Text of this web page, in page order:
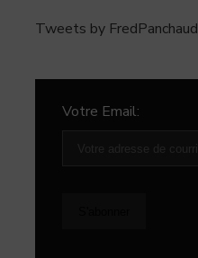
Tweets by FredPanchaud
Votre Email: